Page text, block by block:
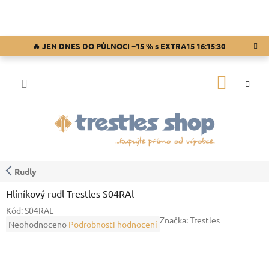
🔥 JEN DNES DO PŮLNOCI −15 % s EXTRA15 16:15:30
Rudly
Hliníkový rudl Trestles S04RAl
Kód:S04RAL
Průměrné
Neohodnoceno Podrobnosti hodnocení Značka:Trestles